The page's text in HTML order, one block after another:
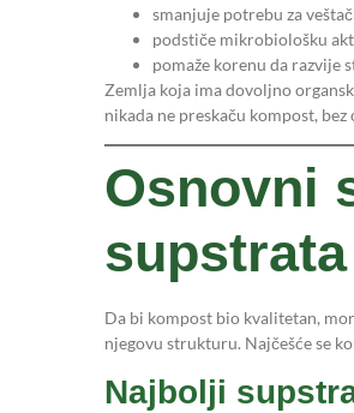
smanjuje potrebu za
podstiče mikrobiološku
pomaže korenu da razvije
Zemlja koja ima dovoljno
nikada ne preskaču kompost, bez
Osnovni
supstrata
Da bi kompost bio kvalitetan,
njegovu strukturu. Najčešće se
Najbolji